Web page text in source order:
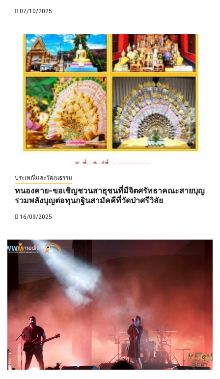
07/10/2025
ประเพณีและวัฒนธรรม
หนองคาย-ขอเชิญชวนสาธุชนที่มีจิตศรัทธาคณะสายบุญ
รวมพลังบุญต่อทุนกฐินสามัคคีที่วัดป่าศรีวิลัย
16/09/2025